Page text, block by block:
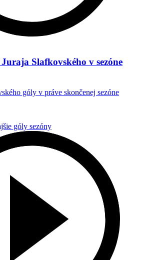
Slafkovského v sezóne
góly v práve skončenej sezóne